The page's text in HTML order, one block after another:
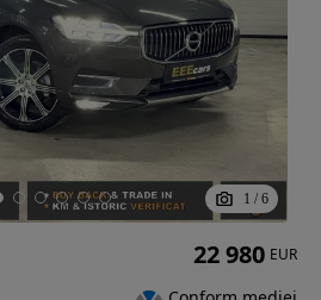
1 / 6
22 980 EUR